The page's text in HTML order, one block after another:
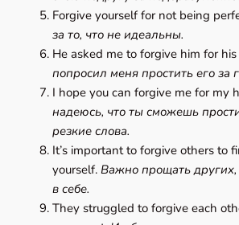
Forgive yourself for not being
за то, что не идеальны.
He asked me to forgive him for
попросил меня простить его за
I hope you can forgive me for my
надеюсь, что ты сможешь
резкие слова.
It’s important to forgive others to
yourself. Важно прощать
в себе.
They struggled to forgive each